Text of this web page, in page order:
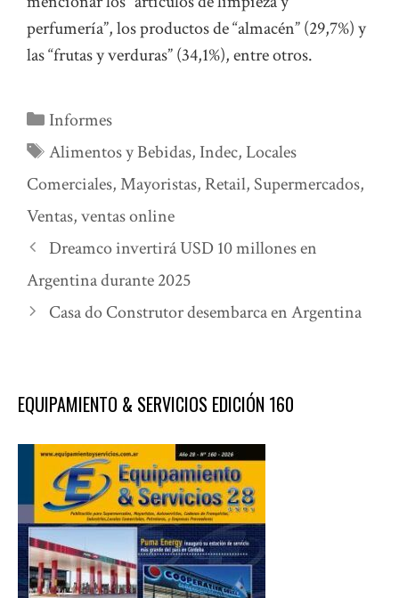
perfumería”, los productos de “almacén” (29,7%) y
las “frutas y verduras” (34,1%), entre otros.
Categorías
Informes
Etiquetas
Alimentos y Bebidas, Indec,Locales
Comerciales,Mayoristas, Retail, Supermercados,
Ventas,ventas online
Dreamco invertirá USD 10 millones en
Argentina durante 2025
Casa do Construtor desembarca en Argentina
EQUIPAMIENTO & SERVICIOS EDICIÓN 160